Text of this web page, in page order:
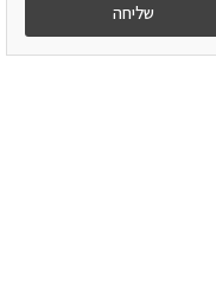
שליחה